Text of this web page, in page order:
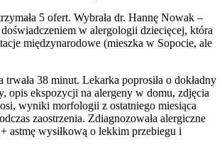
5 ofert. Wybrała dr. Hannę Nowak –
w alergologii dziecięcej, która
międzynarodowe (mieszka w Sopocie, ale
trwała 38 minut. Lekarka poprosiła o dokładny
opis ekspozycji na alergeny w domu, zdjęcia
wyniki morfologii z ostatniego miesiąca
zaostrzenia. Zdiagnozowała alergiczne
astmę wysiłkową o lekkim przebiegu i